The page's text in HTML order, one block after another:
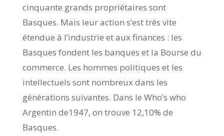
cinquante grands propriétaires sont
Basques. Mais leur action s’est très vite
étendue à l’industrie et aux finances : les
Basques fondent les banques et la Bourse du
commerce. Les hommes politiques et les
intellectuels sont nombreux dans les
générations suivantes. Dans le Who’s who
Argentin de1947, on trouve 12,10% de
Basques.